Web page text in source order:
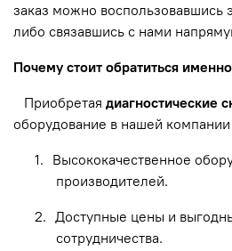
заказ можно воспользовавшись
либо связавшись с нами
Почему стоит обратиться
Приобретая диагностические
оборудование в нашей
1. Высококачественное
производителей.
2. Доступные цены и
сотрудничества.